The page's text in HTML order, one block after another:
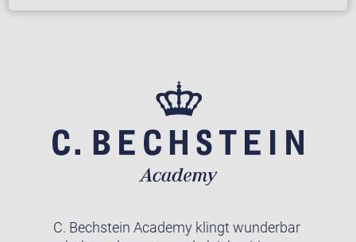
C. Bechstein Academy klingt wunderbar